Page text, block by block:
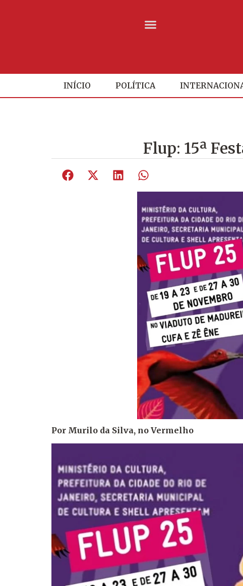
INÍCIO POLÍTICA
Flup: 15ª
Por Murilo da Silva, no